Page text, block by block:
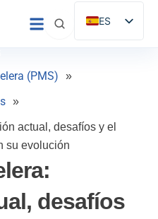
ES
EN
(PMS) »
»
actual, desafíos y el
su evolución
desafíos